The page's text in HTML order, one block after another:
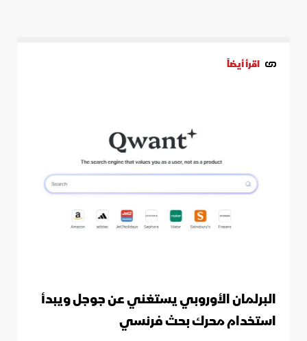
اقرأ أيضاً
البرلمان الأوروبي يستغني عن جوجل ويبدأ
استخدام محرك بحث فرنسي